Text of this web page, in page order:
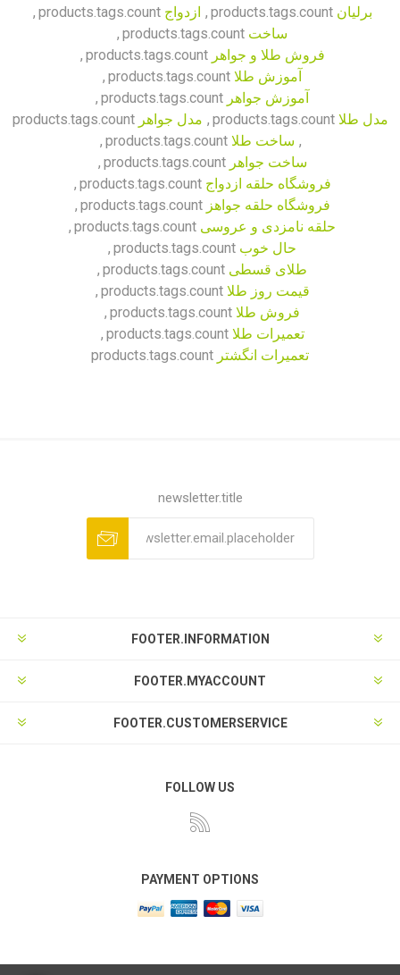
برلیان products.tags.count
, ازدواج products.tags.count
,
ساخت products.tags.count
,
فروش طلا و جواهر products.tags.count
,
آموزش طلا products.tags.count
,
آموزش جواهر products.tags.count
,
مدل طلا products.tags.count
, مدل جواهر products.tags.count
, ساخت طلا products.tags.count
,
ساخت جواهر products.tags.count
,
فروشگاه حلقه ازدواج products.tags.count
,
فروشگاه حلقه جواهز products.tags.count
,
حلقه نامزدی و عروسی products.tags.count
,
حال خوب products.tags.count
,
طلای قسطی products.tags.count
,
قیمت روز طلا products.tags.count
,
فروش طلا products.tags.count
,
تعمیرات طلا products.tags.count
,
تعمیرات انگشتر products.tags.count
newsletter.title
FOOTER.INFORMATION
FOOTER.MYACCOUNT
FOOTER.CUSTOMERSERVICE
FOLLOW US
PAYMENT OPTIONS